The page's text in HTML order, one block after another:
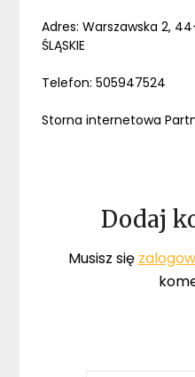
Adres: Warszawska 2,
ŚLĄSKIE
Telefon: 505947524
Storna internetowa
Dodaj
Musisz się